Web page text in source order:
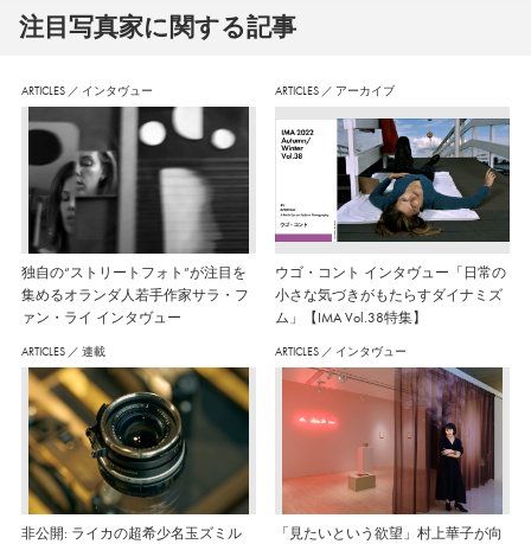
注⽬写真家に関する記事
ARTICLES ／ インタヴュー
独自の“ストリートフォト”が注目を
集めるオランダ人若手作家サラ・フ
ァン・ライ インタヴュー
ARTICLES ／ アーカイブ
ウゴ・コント インタヴュー「日常の
小さな気づきがもたらすダイナミズ
ム」【IMA Vol.38特集】
ARTICLES ／ 連載
非公開: ライカの超希少名玉ズミル
ARTICLES ／ インタヴュー
「見たいという欲望」村上華子が向